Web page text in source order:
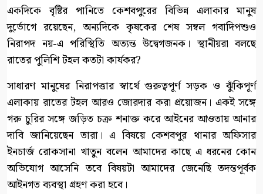
একদিকে বৃষ্টির পানিতে কেশবপুরের বিভিন্ন এলাকার মানুষ
দুর্ভোগে রয়েছেন, অন্যদিকে কৃষকের শেষ সম্বল গবাদিপশুও
নিরাপদ নয়-এ পরিস্থিতি অত্যন্ত উদ্বেগজনক। স্থানীয়রা বলছে
রাতের পুলিশি টহল কতটা কার্যকর?
সাধারণ মানুষের নিরাপত্তার স্বার্থে গুরুত্বপূর্ণ সড়ক ও ঝুঁকিপূর্ণ
এলাকায় রাতের টহল আরও জোরদার করা প্রয়োজন। একই সঙ্গে
গরু চুরির সঙ্গে জড়িত চক্র শনাক্ত করে আইনের আওতায় আনার
দাবি জানিয়েছেন তারা। এ বিষয়ে কেশবপুর থানার অফিসার
ইনচার্জ রোকসানা খাতুন বলেন আমাদের কাছে এ ধরনের কোন
অভিযোগ আসেনি তবে বিষয়টা আমাদের জেনেছি তদন্তপূর্বক
আইনগত ব্যবস্থা গ্রহণ করা হবে।